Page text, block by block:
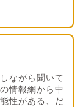
ながら聞いて
情報網から中
性がある、だ